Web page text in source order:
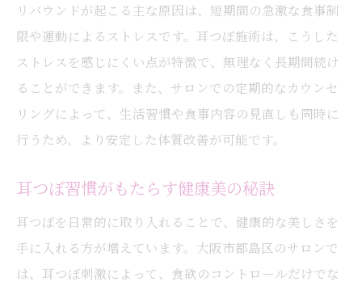
耳つぼが導く繰り返さない体質改善サポー
ト
耳つぼ活用で習慣化しやすい体質ケア法
耳つぼで継続できる健康サポートのポイン
ト
リバウンドが起こる主な原因は、短期間の急激な食事制
限や運動によるストレスです。耳つぼ施術は、こうした
ストレスを感じにくい点が特徴で、無理なく長期間続け
ることができます。また、サロンでの定期的なカウンセ
リングによって、生活習慣や食事内容の見直しも同時に
行うため、より安定した体質改善が可能です。
耳つぼ習慣がもたらす健康美の秘訣
耳つぼを日常的に取り入れることで、健康的な美しさを
手に入れる方が増えています。大阪市都島区のサロンで
は、耳つぼ刺激によって、食欲のコントロールだけでな